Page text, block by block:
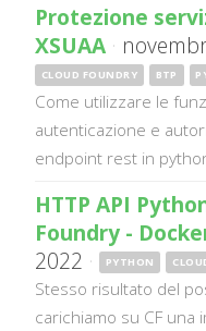
Protezione
XSUAA ·
CLOUD FOUNDRY
BTP
Come utilizzare le
autenticazione e
endpoint rest in
HTTP API
Foundry -
2022 · PYTHON
Stesso risultato del
carichiamo su CF